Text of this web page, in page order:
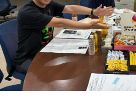
私も生まれたところが大阪なので、
んですよ。家族や親戚も観に来てく
かったから頑張れたし、「551」も
たこ焼きも「りくろーおじさんの店
た！
それに、いつも大阪でライブをすると
がぶどうの差し入れをしてくれるの